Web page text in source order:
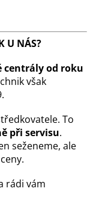
U NÁS?
centrály od roku
však
To
při servisu.
seženeme, ale
rádi vám